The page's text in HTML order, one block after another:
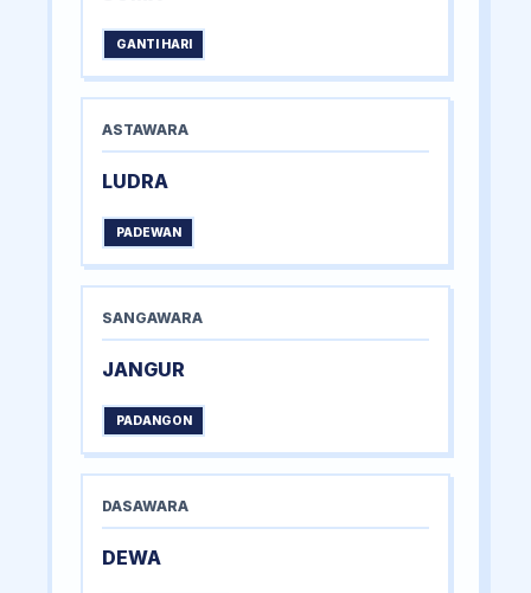
GANTI HARI
ASTAWARA
LUDRA
PADEWAN
SANGAWARA
JANGUR
PADANGON
DASAWARA
DEWA